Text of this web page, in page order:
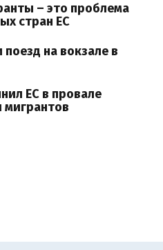
– это проблема
стран ЕС
на вокзале в
ЕС в провале
мигрантов